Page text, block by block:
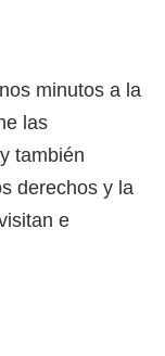
minutos a la
las
también
derechos y la
e